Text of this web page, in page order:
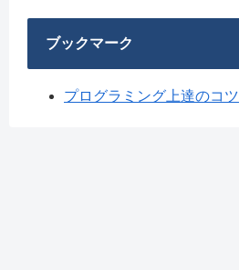
ブックマーク
プログラミング上達のコツ